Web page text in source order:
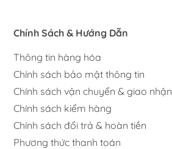
Chính Sách & Hướng Dẫn
Thông tin hàng hóa
Chính sách bảo mật thông tin
Chính sách vận chuyển & giao nhận
Chính sách kiểm hàng
Chính sách đổi trả & hoàn tiền
Phương thức thanh toán